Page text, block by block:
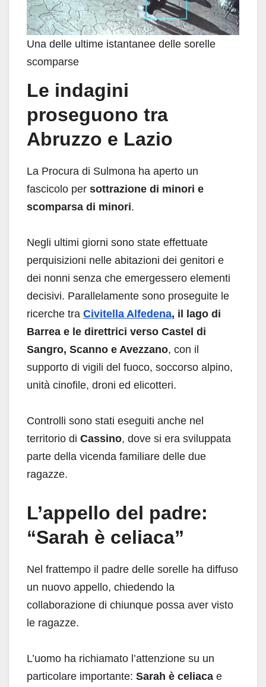
Una delle ultime istantanee delle sorelle
scomparse
Le indagini
proseguono tra
Abruzzo e Lazio
La Procura di Sulmona ha aperto un
fascicolo per sottrazione di minori e
scomparsa di minori.
Negli ultimi giorni sono state effettuate
perquisizioni nelle abitazioni dei genitori e
dei nonni senza che emergessero elementi
decisivi. Parallelamente sono proseguite le
ricerche tra Civitella Alfedena, il lago di
Barrea e le direttrici verso Castel di
Sangro, Scanno e Avezzano, con il
supporto di vigili del fuoco, soccorso alpino,
unità cinofile, droni ed elicotteri.
Controlli sono stati eseguiti anche nel
territorio di Cassino, dove si era sviluppata
parte della vicenda familiare delle due
ragazze.
L’appello del padre:
“Sarah è celiaca”
Nel frattempo il padre delle sorelle ha diffuso
un nuovo appello, chiedendo la
collaborazione di chiunque possa aver visto
le ragazze.
L’uomo ha richiamato l’attenzione su un
particolare importante: Sarah è celiaca e